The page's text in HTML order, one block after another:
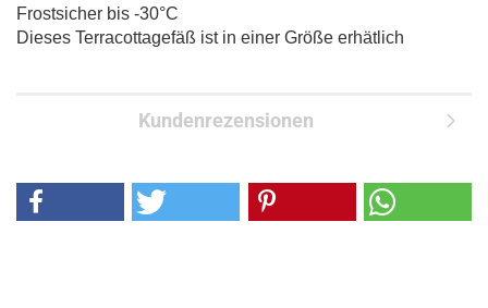
Frostsicher bis -30°C
Dieses Terracottagefäß ist in einer Größe erhätlich
Kundenrezensionen